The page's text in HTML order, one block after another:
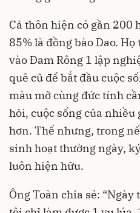
Cả thôn hiện có gần 200
85% là đồng bào Dao.
vào Đam Rông 1 lập
quê cũ để bắt đầu cuộc
màu mỡ cùng đức tính
hỏi, cuộc sống của
hơn. Thế nhưng, trong
sinh hoạt thường ngày,
luôn hiện hữu.
Ông Toàn chia sẻ: